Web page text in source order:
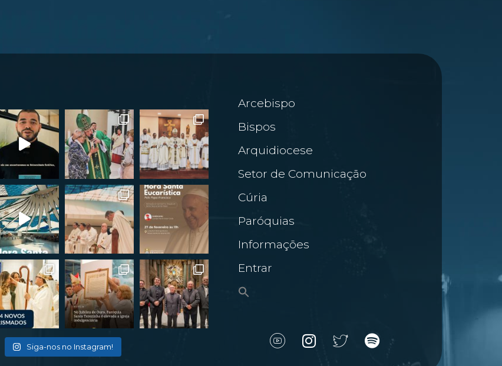
Siga-nos no Instagram!
Arcebispo
Bispos
Arquidiocese
Setor de Comunicação
Cúria
Paróquias
Informações
Entrar